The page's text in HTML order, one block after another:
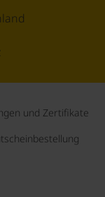
und Zertifikate